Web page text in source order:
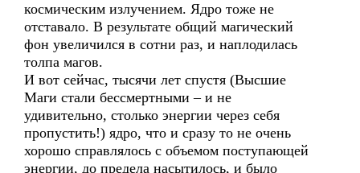
космическим излучением. Ядро тоже не
отставало. В результате общий магический
фон увеличился в сотни раз, и наплодилась
толпа магов.
И вот сейчас, тысячи лет спустя (Высшие
Маги стали бессмертными – и не
удивительно, столько энергии через себя
пропустить!) ядро, что и сразу то не очень
хорошо справлялось с объемом поступающей
энергии, до предела насытилось, и было